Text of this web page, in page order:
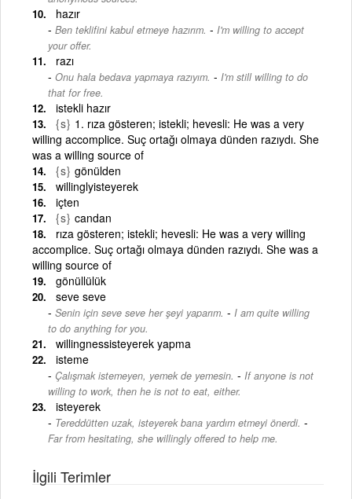
hazır
Ben teklifini kabul etmeye hazırım. - I'm willing to accept
your offer.
razı
Onu hala bedava yapmaya razıyım. - I'm still willing to do
that for free.
istekli hazır
{s} 1. rıza gösteren; istekli; hevesli: He was a very
willing accomplice. Suç ortağı olmaya dünden razıydı. She
was a willing source of
{s} gönülden
willinglyisteyerek
içten
{s} candan
rıza gösteren; istekli; hevesli: He was a very willing
accomplice. Suç ortağı olmaya dünden razıydı. She was a
willing source of
gönüllülük
seve seve
Senin için seve seve her şeyi yaparım. - I am quite willing
to do anything for you.
willingnessisteyerek yapma
isteme
Çalışmak istemeyen, yemek de yemesin. - If anyone is not
willing to work, then he is not to eat, either.
isteyerek
Tereddütten uzak, isteyerek bana yardım etmeyi önerdi. -
Far from hesitating, she willingly offered to help me.
İlgili Terimler